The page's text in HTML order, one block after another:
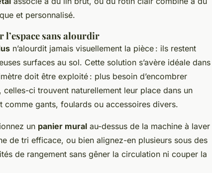
et personnalisé.
l’espace sans alourdir
n’alourdit jamais visuellement la pièce : ils restent
surfaces au sol. Cette solution s’avère idéale dans
doit être exploité : plus besoin d’encombrer
celles-ci trouvent naturellement leur place dans un
comme gants, foulards ou accessoires divers.
un panier mural au-dessus de la machine à laver
de tri efficace, ou bien alignez-en plusieurs sous des
de rangement sans gêner la circulation ni couper la